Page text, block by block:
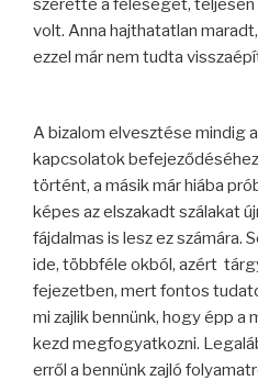
szerette a feleségét,
volt. Anna hajthatatlan
ezzel már nem tudta
A bizalom elvesztése mindig
kapcsolatok
történt, a másik már hiába
képes az elszakadt szálakat
fájdalmas is lesz ez számára.
ide, többféle okból, azért
fejezetben, mert fontos
mi zajlik bennünk, hogy épp a
kezd megfogyatkozni.
erről a bennünk zajló